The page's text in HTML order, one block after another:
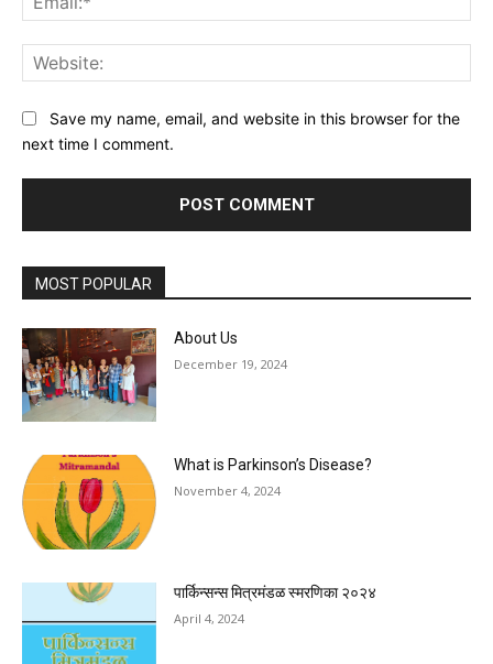
Save my name, email, and website in this browser for the
next time I comment.
MOST POPULAR
About Us
December 19, 2024
What is Parkinson’s Disease?
November 4, 2024
पार्किन्सन्स मित्रमंडळ स्मरणिका २०२४
April 4, 2024